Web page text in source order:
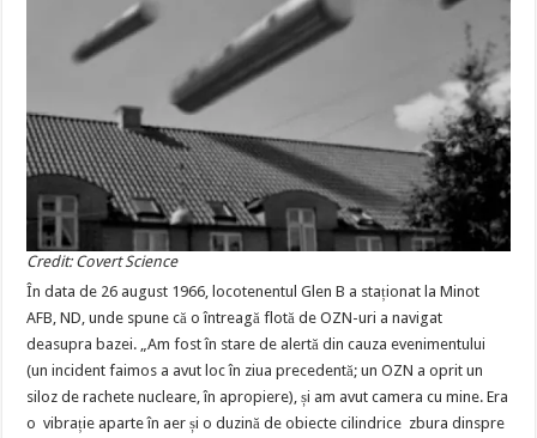
Credit: Covert Science
În data de 26 august 1966, locotenentul Glen B a staționat la Minot
AFB, ND, unde spune că o întreagă flotă de OZN-uri a navigat
deasupra bazei. „Am fost în stare de alertă din cauza evenimentului
(un incident faimos a avut loc în ziua precedentă; un OZN a oprit un
siloz de rachete nucleare, în apropiere), și am avut camera cu mine. Era
o vibrație aparte în aer și o duzină de obiecte cilindrice zbura dinspre